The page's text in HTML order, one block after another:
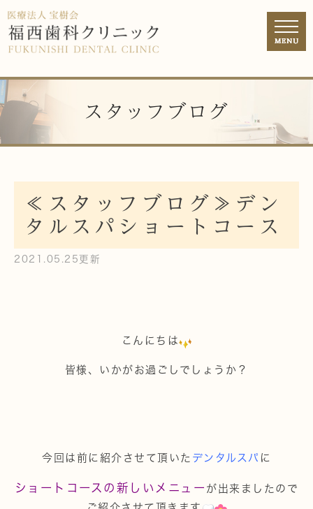
スタッフブログ
≪スタッフブログ≫デン
タルスパショートコース
2021.05.25更新
こんにちは
皆様、いかがお過ごしでしょうか？
今回は前に紹介させて頂いた デンタルスパ に
ショートコースの新しいメニュー が出来ましたので